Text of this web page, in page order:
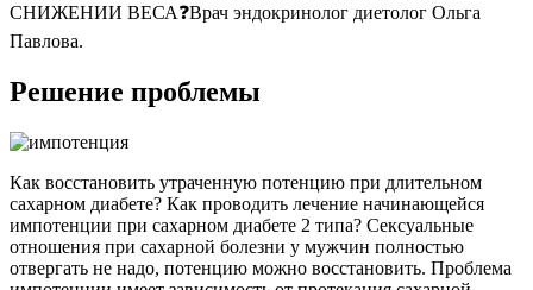
СНИЖЕНИИ ВЕСА❓Врач эндокринолог диетолог Ольга
Павлова.
Решение проблемы
Как восстановить утраченную потенцию при длительном
сахарном диабете? Как проводить лечение начинающейся
импотенции при сахарном диабете 2 типа? Сексуальные
отношения при сахарной болезни у мужчин полностью
отвергать не надо, потенцию можно восстановить. Проблема